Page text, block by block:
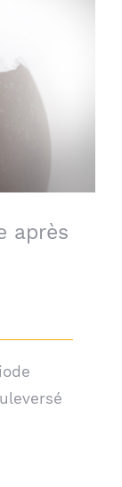
le
après